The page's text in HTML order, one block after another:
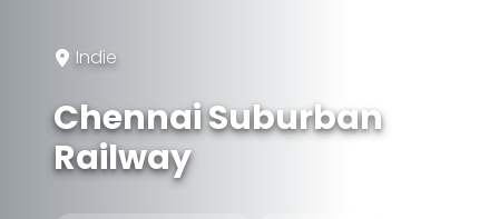
Indie
Chennai Suburban
Railway